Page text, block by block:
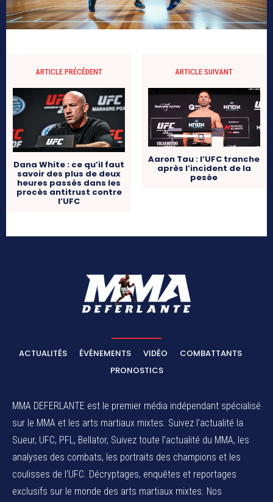
ARTICLE PRÉCÉDENT
Dana White : ce qu’il faut
savoir des plus de deux
heures passés dans les
procès antitrust contre
l’UFC
ARTICLE SUIVANT
Aaron Tau : l’UFC tranche
après l’incident de la
pesée
ACTUALITÉS ÉVÉNEMENTS VIDÉO
COMBATTANTS
PRONOSTICS
MMA DEFERLANTE est le premier média indépendant spécialisé
sur le MMA et les arts martiaux mixtes. Suivez l’actualité la
Sueur, UFC, PFL, Bellator, Suivez toute l’actualité du MMA, les
analyses des combats, les portraits des champions et les
coulisses de l’UFC. Décryptages, enquêtes et reportages
exclusifs sur le monde des arts martiaux mixtes. Nos